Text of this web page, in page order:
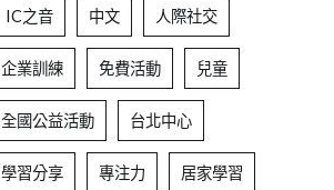
IC之音 中文 人際社交
企業訓練 免費活動 兒童
全國公益活動 台北中心
學習分享 專注力 居家學習